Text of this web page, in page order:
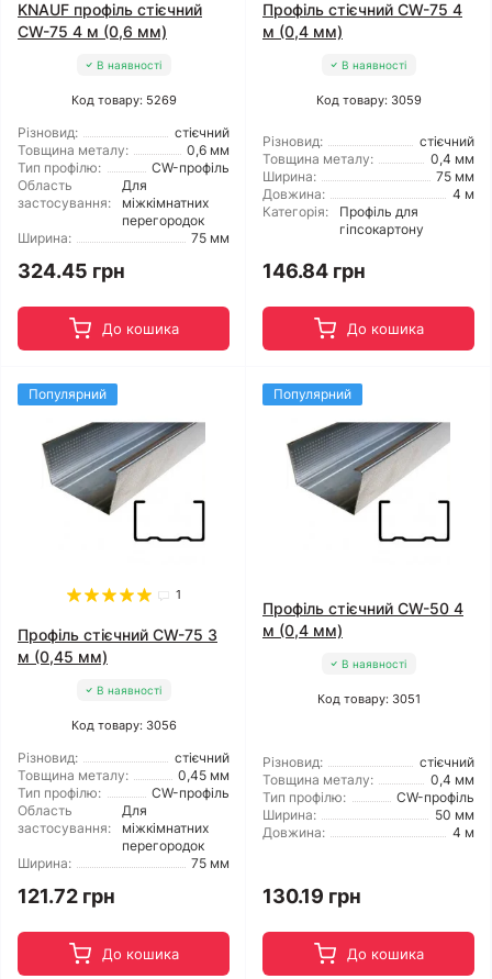
KNAUF профіль стієчний
CW-75 4 м (0,6 мм)
В наявності
Код товару: 5269
Різновид:
стієчний
Товщина металу:
0,6 мм
Тип профілю:
CW-профіль
Область
застосування:
Для
міжкімнатних
перегородок
Ширина:
75 мм
324.45 грн
До кошика
Профіль стієчний CW-75 4
м (0,4 мм)
В наявності
Код товару: 3059
Різновид:
стієчний
Товщина металу:
0,4 мм
Ширина:
75 мм
Довжина:
4 м
Категорія:
Профіль для
гіпсокартону
146.84 грн
До кошика
Популярний
1
Профіль стієчний CW-75 3
м (0,45 мм)
В наявності
Код товару: 3056
Різновид:
стієчний
Товщина металу:
0,45 мм
Тип профілю:
CW-профіль
Область
застосування:
Для
міжкімнатних
перегородок
Ширина:
75 мм
121.72 грн
До кошика
Популярний
Профіль стієчний CW-50 4
м (0,4 мм)
В наявності
Код товару: 3051
Різновид:
стієчний
Товщина металу:
0,4 мм
Тип профілю:
CW-профіль
Ширина:
50 мм
Довжина:
4 м
130.19 грн
До кошика